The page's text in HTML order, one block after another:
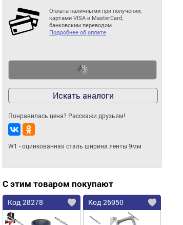
Оплата наличными при получении,
картами VISA и MasterCard,
банковским переводом.
Подробнее об оплате
Искать аналоги
Понравилась цена? Расскажи друзьям!
W1 - оцинкованная сталь ширина ленты 9мм
С этим товаром покупают
Код 28278 Код 26950